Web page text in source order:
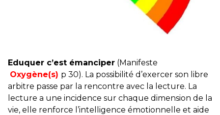
Eduquer c’est émanciper (Manifeste
Oxygène(s) p 30). La possibilité d’exercer son libre
arbitre passe par la rencontre avec la lecture. La
lecture a une incidence sur chaque dimension de la
vie, elle renforce l’intelligence émotionnelle et aide